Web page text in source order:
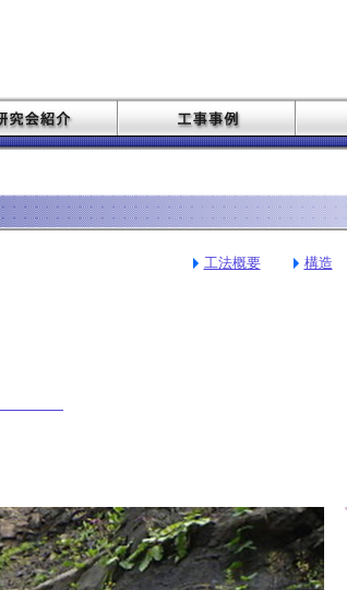
工法概要 構造